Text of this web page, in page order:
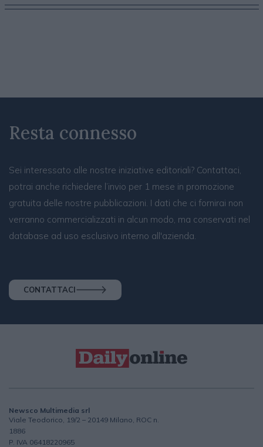
Resta connesso
Sei interessato alle nostre iniziative editoriali? Contattaci,
potrai anche richiedere l’invio per 1 mese in promozione
gratuita delle nostre pubblicazioni. I dati che ci fornirai non
verranno commercializzati in alcun modo, ma conservati nel
database ad uso esclusivo interno all'azienda.
CONTATTACI
Newsco Multimedia srl
Viale Teodorico, 19/2 – 20149 Milano, ROC n.
1886
P. IVA 06418220965